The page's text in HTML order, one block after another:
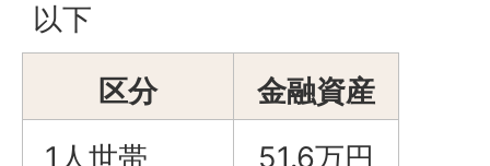
以下
区分
金融資産
1人世帯
51.6万円